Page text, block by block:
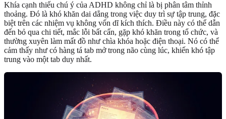
Khía cạnh thiếu chú ý của ADHD không chỉ là bị phân tâm thỉnh
thoảng. Đó là khó khăn dai dẳng trong việc duy trì sự tập trung, đặc
biệt trên các nhiệm vụ không vốn dĩ kích thích. Điều này có thể dẫn
đến bỏ qua chi tiết, mắc lỗi bất cẩn, gặp khó khăn trong tổ chức, và
thường xuyên làm mất đồ như chìa khóa hoặc điện thoại. Nó có thể
cảm thấy như có hàng tá tab mở trong não cùng lúc, khiến khó tập
trung vào một tab duy nhất.